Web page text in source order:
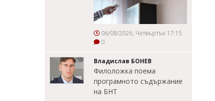
06/08/2026, Четвъртък 17:15
0
Владислав БОНЕВ
Филоложка поема
програмното съдържание
на БНТ